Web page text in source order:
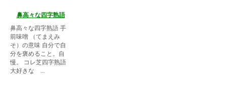
鼻高々な四字熟語
鼻高々な四字熟語 手
前味噌 （てまえみ
そ）の意味 自分で自
分を褒めること。自
慢。 コレ芝四字熟語
大好きな ...